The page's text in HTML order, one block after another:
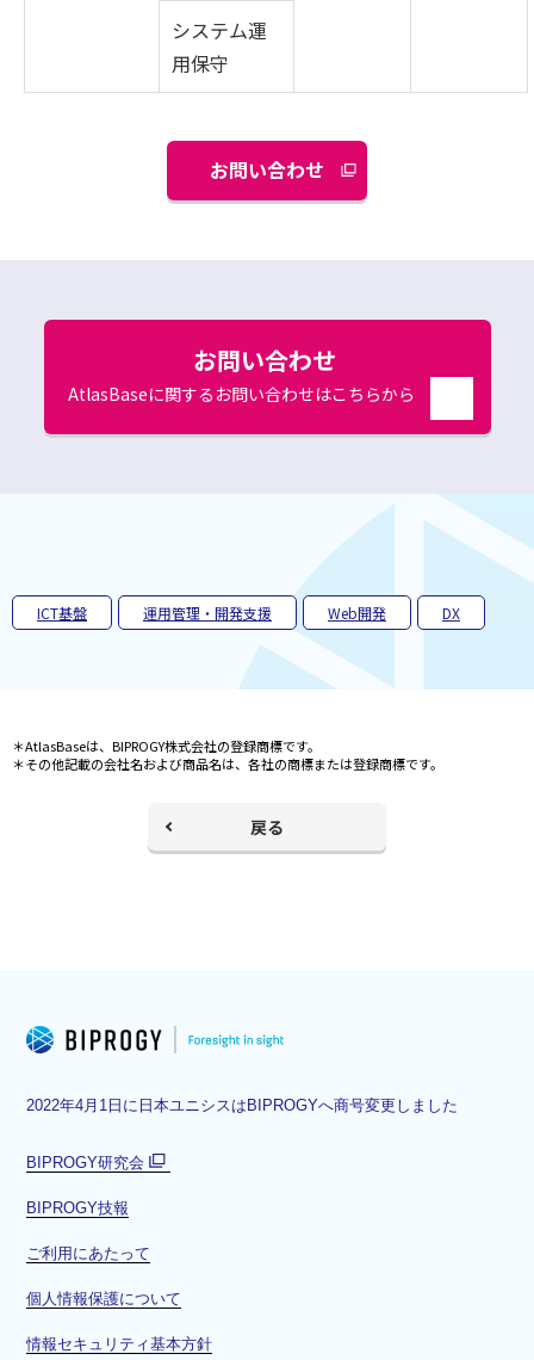
システム運
用保守
お問い合わせ 別
ウ
ウ
で
開
お問い合わせ
AtlasBaseに関するお問い合わせはこちらから
ウ
く
ICT基盤 運用管理・開発支援 Web開発 DX
＊AtlasBaseは、BIPROGY株式会社の登録商標です。
＊その他記載の会社名および商品名は、各社の商標または登録商標です。
戻る
2022年4月1日に日本ユニシスはBIPROGYへ商号変更しました
BIPROGY研究会
ド
で
BIPROGY技報
ご利用にあたって
個人情報保護について
情報セキュリティ基本方針